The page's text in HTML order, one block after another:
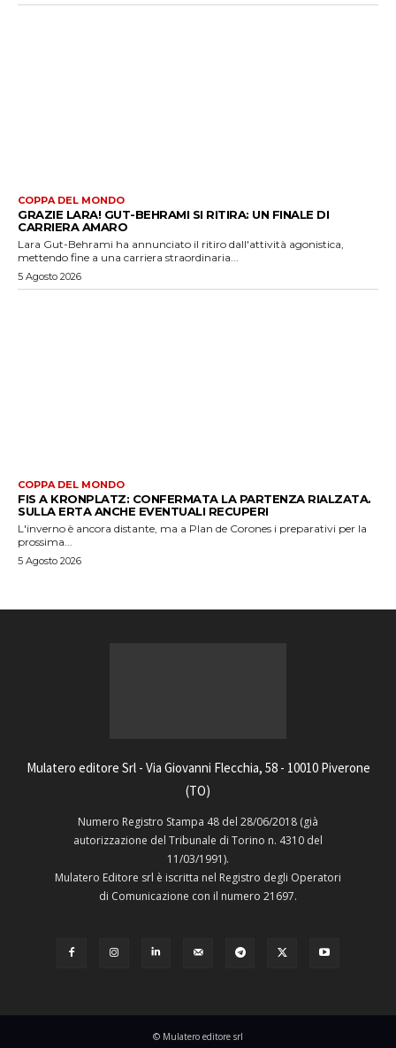
COPPA DEL MONDO
GRAZIE LARA! GUT-BEHRAMI SI RITIRA: UN FINALE DI
CARRIERA AMARO
Lara Gut-Behrami ha annunciato il ritiro dall'attività agonistica,
mettendo fine a una carriera straordinaria...
5 Agosto 2026
COPPA DEL MONDO
FIS A KRONPLATZ: CONFERMATA LA PARTENZA RIALZATA.
SULLA ERTA ANCHE EVENTUALI RECUPERI
L'inverno è ancora distante, ma a Plan de Corones i preparativi per la
prossima...
5 Agosto 2026
Mulatero editore Srl - Via Giovanni Flecchia, 58 - 10010 Piverone
(TO)
Numero Registro Stampa 48 del 28/06/2018 (già
autorizzazione del Tribunale di Torino n. 4310 del
11/03/1991).
Mulatero Editore srl è iscritta nel Registro degli Operatori
di Comunicazione con il numero 21697.
© Mulatero editore srl